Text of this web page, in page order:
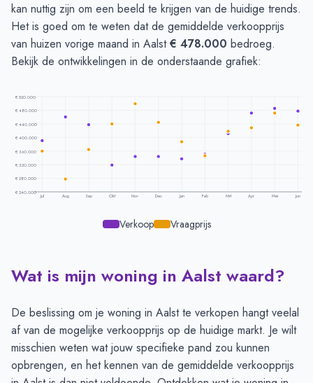
kan nuttig zijn om een beeld te krijgen van de huidige trends.
Het is goed om te weten dat de gemiddelde verkoopprijs
van huizen vorige maand in Aalst€ 478.000 bedroeg.
Bekijk de ontwikkelingen in de onderstaande grafiek:
€ 520.000
€ 480.000
€ 440.000
€ 400.000
€ 360.000
€ 320.000
€ 280.000
€ 240.000
Jul Aug Sep Okt Nov Dec Jan Feb Mrt Apr Mei Jun
Verkoop Vraagprijs
Prijsontwikkeling per maand - Aalst
Vraagprijs
Verkoopprijs
Juli
€ 359.500 € 391.200
Augustus
€ 277.625 € 461.000
September€ 364.416 € 437.500
Oktober
€ 440.500€ 319.166
Wat is mijn woning in Aalst waard?
De beslissing om je woning in Aalst te verkopen hangt veelal
af van de mogelijke verkoopprijs op de huidige markt. Je wilt
misschien weten wat jouw specifieke pand zou kunnen
opbrengen, en het kennen van de gemiddelde verkoopprijs